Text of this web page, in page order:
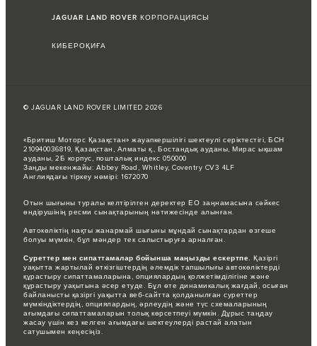
JAGUAR LAND ROVER КОРПОРАЦИЯСЫ
КИБЕРОҚИҒА
© JAGUAR LAND ROVER LIMITED 2026
«Бритиш Моторс Қазақстан» жауапкершілігі шектеулі серіктестігі, БСН
210940036819, Қазақстан, Алматы қ., Бостандық ауданы, Мирас ықшам
ауданы, 2Б корпус, пошталық индекс 050000
Заңды мекенжайы: Abbey Road, Whitley, Coventry CV3 4LF
Англиядағы тіркеу нөмірі: 1672070
Отын шығыны туралы келтірілген деректер ЕО заңнамасына сәйкес
өндірушінің ресми сынақтарының нәтижесінде алынған.
Автокөліктің нақты жанармай шығыны мұндай сынақтардан өзгеше
болуы мүмкін, бұл мәндер тек салыстыруға арналған.
Суреттер мен сипаттамалар бойынша маңызды ескертпе. Қазіргі
уақытта жартылай өткізгіштердің әлемдік тапшылығы автокөліктерді
құрастыру сипаттамаларына, опциялардың қолжетімділігіне және
құрастыру уақытына әсер етуде. Бұл өте динамикалық жағдай, осыған
байланысты қазіргі уақытта веб-сайтта қолданылған суреттер
мүмкіндіктердің, опциялардың, әрлеудің және түс схемаларының
ағымдағы сипаттамаларын толық көрсетпеуі мүмкін. Дұрыс таңдау
жасау үшін кез келген ағымдағы шектеулерді растай алатын
сатушымен кеңесіңіз.